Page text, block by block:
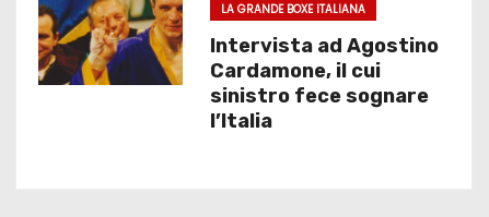
LA GRANDE BOXE ITALIANA
Intervista ad Agostino
Cardamone, il cui
sinistro fece sognare
l’Italia